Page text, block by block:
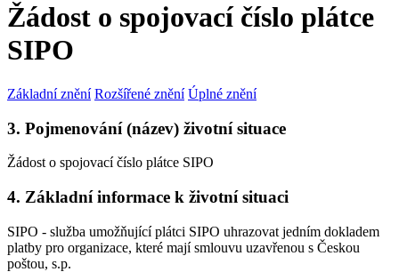
Žádost o spojovací číslo plátce
SIPO
Základní znění Rozšířené znění Úplné znění
3. Pojmenování (název) životní situace
Žádost o spojovací číslo plátce SIPO
4. Základní informace k životní situaci
SIPO - služba umožňující plátci SIPO uhrazovat jedním dokladem
platby pro organizace, které mají smlouvu uzavřenou s Českou
poštou, s.p.